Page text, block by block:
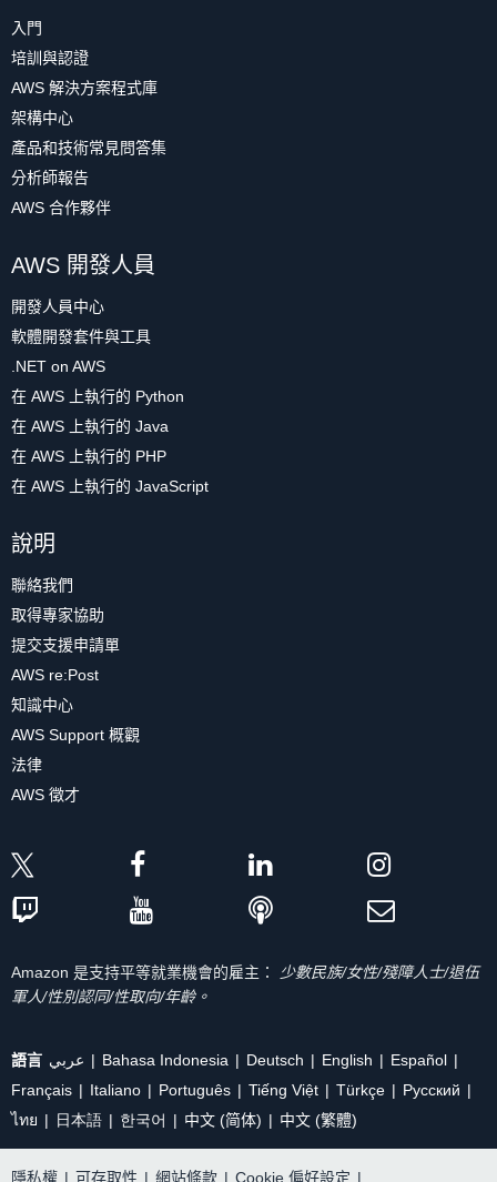
入門
培訓與認證
AWS 解決方案程式庫
架構中心
產品和技術常見問答集
分析師報告
AWS 合作夥伴
AWS 開發人員
開發人員中心
軟體開發套件與工具
.NET on AWS
在 AWS 上執行的 Python
在 AWS 上執行的 Java
在 AWS 上執行的 PHP
在 AWS 上執行的 JavaScript
說明
聯絡我們
取得專家協助
提交支援申請單
AWS re:Post
知識中心
AWS Support 概觀
法律
AWS 徵才
Amazon 是支持平等就業機會的雇主：
少數民族/女性/殘障人士/退伍
軍人/性別認同/性取向/年齡。
語言 عربي Bahasa Indonesia Deutsch English
Español
Français
Italiano Português Tiếng Việt Türkçe
Ρусский
ไทย
日本語 한국어 中文 (简体) 中文 (繁體)
隱私權 | 可存取性 | 網站條款 | Cookie 偏好設定 |